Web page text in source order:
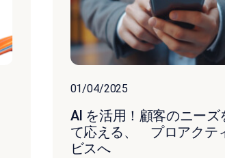
01/04/2025
AI を活用！顧客のニーズ
て応える、 プロアクテ
ビスへ